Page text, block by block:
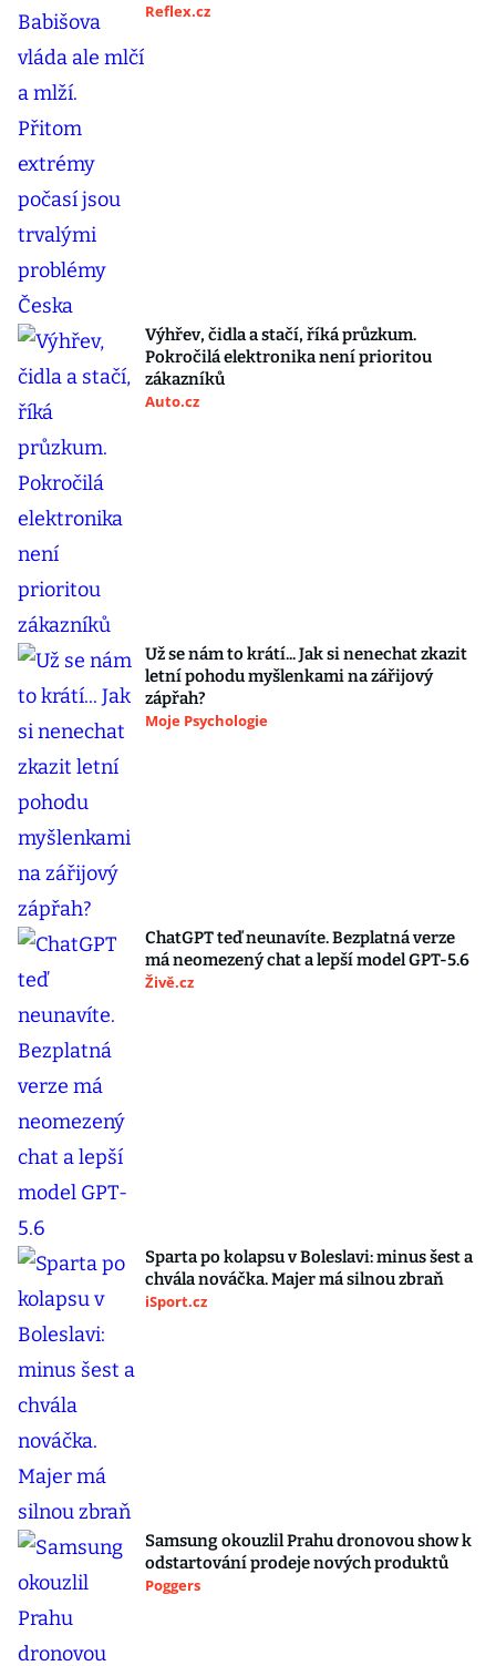
Reflex.cz
Výhřev, čidla a stačí, říká průzkum.
Pokročilá elektronika není prioritou
zákazníků
Auto.cz
Už se nám to krátí... Jak si nenechat zkazit
letní pohodu myšlenkami na zářijový
zápřah?
Moje Psychologie
ChatGPT teď neunavíte. Bezplatná verze
má neomezený chat a lepší model GPT-5.6
Živě.cz
Sparta po kolapsu v Boleslavi: minus šest a
chvála nováčka. Majer má silnou zbraň
iSport.cz
Samsung okouzlil Prahu dronovou show k
odstartování prodeje nových produktů
Poggers